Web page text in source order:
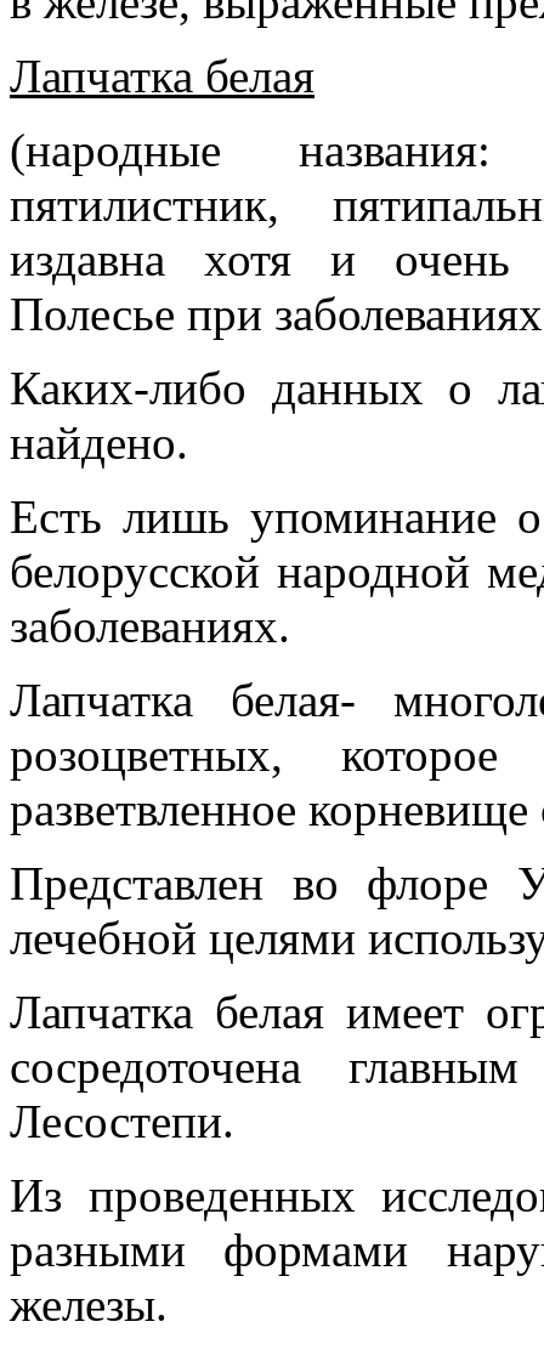
Лапчатка белая
(народные
пятилистник,
издавна хотя и очень
Полесье при
Каких-либо данных о
найдено.
Есть лишь упоминание
белорусской народной
заболеваниях.
Лапчатка белая-
розоцветных,
разветвленное
Представлен во флоре
лечебной целями
Лапчатка белая имеет
сосредоточена
Лесостепи.
Из проведенных
разными формами
железы.